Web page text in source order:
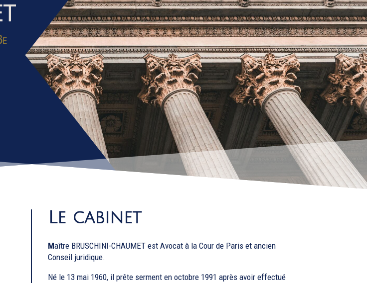
Le cabinet
Maître BRUSCHINI-CHAUMET est Avocat à la Cour de Paris et ancien
Conseil juridique.
Né le 13 mai 1960, il prête serment en octobre 1991 après avoir effectué